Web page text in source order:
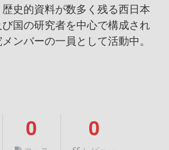
史的資料が数多く残る西日本
国の研究者を中心で構成され
ンバーの一員として活動中。
0 0